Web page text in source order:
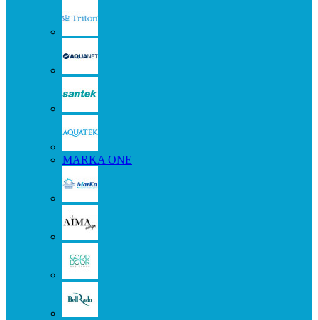
MARKA ONE